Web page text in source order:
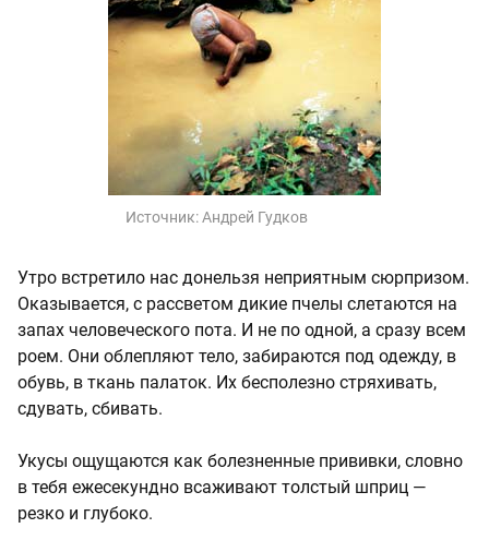
Источник:Андрей Гудков
Утро встретило нас донельзя неприятным сюрпризом.
Оказывается, с рассветом дикие пчелы слетаются на
запах человеческого пота. И не по одной, а сразу всем
роем. Они облепляют тело, забираются под одежду, в
обувь, в ткань палаток. Их бесполезно стряхивать,
сдувать, сбивать.
Укусы ощущаются как болезненные прививки, словно
в тебя ежесекундно всаживают толстый шприц —
резко и глубоко.